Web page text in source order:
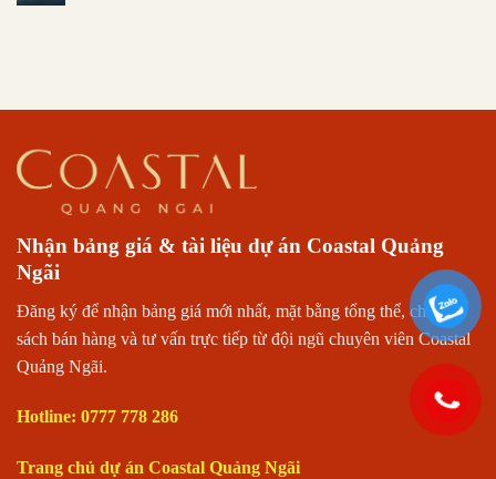
Nhận bảng giá & tài liệu dự án Coastal Quảng
Ngãi
Đăng ký để nhận bảng giá mới nhất, mặt bằng tổng thể, chính
sách bán hàng và tư vấn trực tiếp từ đội ngũ chuyên viên Coastal
Quảng Ngãi.
Hotline: 0777 778 286
Trang chủ dự án Coastal Quảng Ngãi